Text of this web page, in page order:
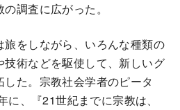
調査に広がった。
をしながら、いろんな種類の
術などを駆使して、新しいグ
た。宗教社会学者のピータ
、『21世紀までに宗教は、